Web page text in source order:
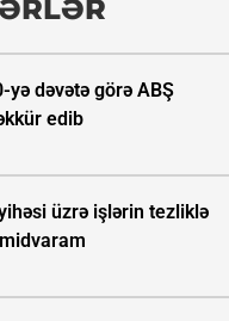
yə dəvətə görə ABŞ
edib
üzrə işlərin tezliklə